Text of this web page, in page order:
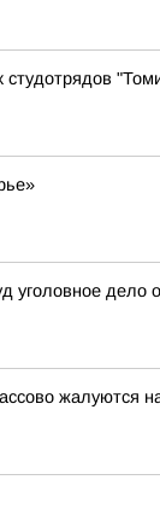
уголовное дело
жалуются